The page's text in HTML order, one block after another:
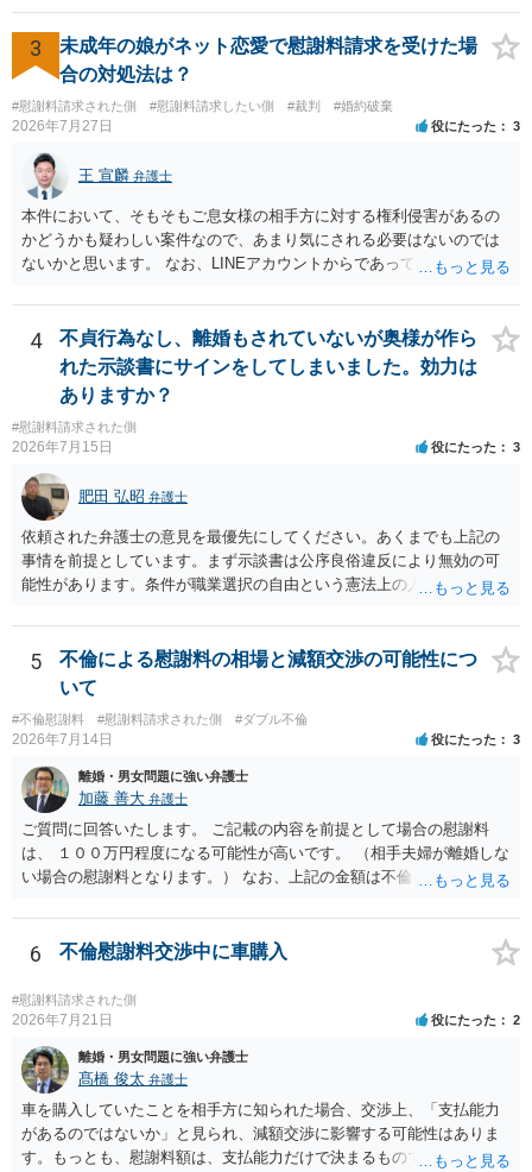
困難 仮に裁判で敗訴した場合でも、分割払いになる可能性はあります
か。 ⇒判決となり敗訴してしまった場合は、強制執行により不動産等
の財産を差し押さえられ、そこから債権回収が図られることになりま
すが、 和解であれば柔軟な解決が可能ですので、その場合は分割払
いにより支払うことも十分可能です。 ⑤ このような事情であれば、私
は120万円のみ和解交渉を続けるべきでしょうか。 ⇒ご相談者様の認
識を前提にすれば、１００万円も含めて返済する必要はないと考えら
れるため、 120万円のみについて交渉を続けることがベターかと存じ
ます。
するデメリットはありますから（経済的、時間的、精神的負担等）、
反対にご自身が、裁判も辞さずという姿勢を示すことで、プラス
に働く可能性は有り得ます。 交渉で解決する多くの場合は、相手
が弁護士に依頼しているケースで、５０万円以下で合意できる場合は
稀であると思います。 通常は、６０万円から８０万円程度になる
ことが多いというのが私の印象です。 ２ 質問② ご記載の内容が
減額を進めるうえでの交渉材料かと思います。 なお、ご自身が離
婚しないことは、交渉材料にはならないかと思いますので、ご注意く
ださい。 また、相手夫婦の婚姻関係が既に破綻していたことや、
相手女性が結婚しているとは知らなかったと主張することもあります
が、 ケースバイケースですので、ご自身の場合にそれらの主張が
できるかはよくお考え下さい。 ３ 質問③ 違約金を５０万円とす
る旨の交渉をすることが妥当かどうかという基準はありません。
公序良俗に反するような金額では、その条項自体が無効になり得ます
が、 ２００万円でも、５０万円でも、公序良俗に反するほど高額
とはいえないと考えますので、 結局は、妥当かどうかというより
も、ご自身が納得できるかどうかという基準でお考えいただくといい
と思います。 そのうえで、合意できるかは、相手も納得できるか
否かにかかってはきますが。 ４ 質問④ ご記載の内容からは判断
できないのですが、 清算条項を記載しないで合意することはリス
クがありますので、むしろ、原則としては、清算条項を記載するべき
であるとお考えいただくといいです。 ご質問に対する回答は以上で
すが、可能であれば、ご依頼になるかは別として、お近くの弁護士に
直接相談されて、 今後の対応についてアドバイス等を求めることを
お勧めいたします。 ご参考にしていただければ幸いです。
3
未成年の娘がネット恋愛で慰謝料請求を受けた場
合の対処法は？
#慰謝料請求された側 #慰謝料請求したい側 #裁判 #婚約破棄
2026年7月27日 役にたった 3
王 宣麟 弁護士
本件において、そもそもご息女様の相手方に対する権利侵害があるの
かどうかも疑わしい案件なので、あまり気にされる必要はないのでは
ないかと思います。 なお、LINEアカウントからであっても、そこに紐
るパターンはありえるものの、本件のような精神的損害が発生したと
明確にいえないような案件において開示がなされる可能性も低いので
はないかと推察します。
4
不貞行為なし、離婚もされていないが奥様が作ら
れた示談書にサインをしてしまいました。効力は
ありますか？
#慰謝料請求された側
2026年7月15日 役にたった 3
肥田 弘昭 弁護士
依頼された弁護士の意見を最優先にしてください。あくまでも上記の
事情を前提としています。まず示談書は公序良俗違反により無効の可
能性があります。条件が職業選択の自由という憲法上の人権を侵害し
可能性もあるかと思います。ご参考にしてください。
5
不倫による慰謝料の相場と減額交渉の可能性につ
いて
#不倫慰謝料 #慰謝料請求された側 #ダブル不倫
2026年7月14日 役にたった 3
離婚・男女問題に強い弁護士
加藤 善大 弁護士
ご質問に回答いたします。 ご記載の内容を前提として場合の慰謝料
は、 １００万円程度になる可能性が高いです。 （相手夫婦が離婚しな
い場合の慰謝料となります。） なお、上記の金額は不倫をした２名が
半額程度の支払を求める、 求償ができることになります。 その求償権
を放棄する場合の慰謝料相場は、６０万円から８０万円程度になるこ
とが多いです。 （相手夫婦が離婚しませんので、減額してでも求償権
を放棄してもらうメリットがあることになります。） ５年後に離婚す
る可能性について、慰謝料額に影響が出る可能性はないと考えます。
最後に、ご依頼になる場合の弁護士費用は、ご依頼になる弁護士によ
り異なりますので、直接ご確認いただくといいですよ。 ご質問に対す
る回答は以上ですが、可能であれば、ご依頼になるかは別にして、お
近くの弁護士に直接相談されて、今後の対応についてアドバイスを求
めることをおすすめいたします。 ご参考にしていただけますと幸いで
す。
6 不倫慰謝料交渉中に車購入
#慰謝料請求された側
2026年7月21日 役にたった 2
離婚・男女問題に強い弁護士
髙橋 俊太 弁護士
車を購入していたことを相手方に知られた場合、交渉上、「支払能力
があるのではないか」と見られ、減額交渉に影響する可能性はありま
す。もっとも、慰謝料額は、支払能力だけで決まるものではなく、不